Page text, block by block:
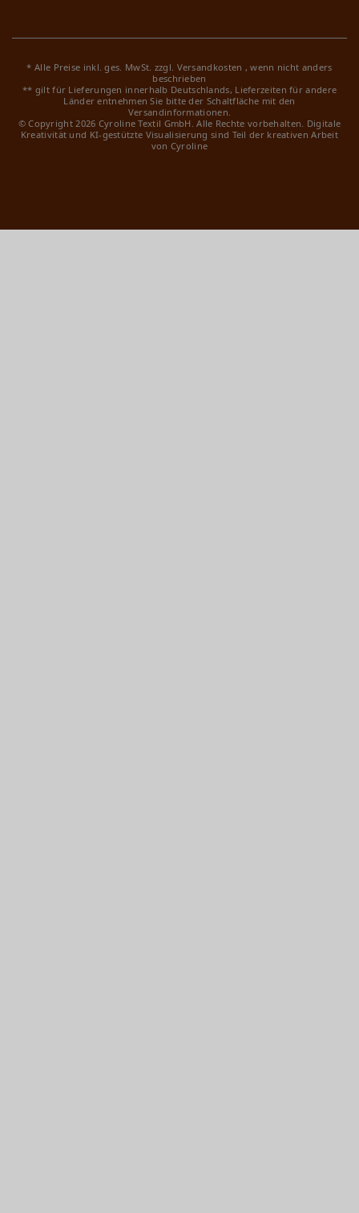
* Alle Preise inkl. ges. MwSt. zzgl. Versandkosten , wenn nicht anders
beschrieben
** gilt für Lieferungen innerhalb Deutschlands, Lieferzeiten für andere
Länder entnehmen Sie bitte der Schaltfläche mit den
Versandinformationen.
© Copyright 2026 Cyroline Textil GmbH. Alle Rechte vorbehalten. Digitale
Kreativität und KI-gestützte Visualisierung sind Teil der kreativen Arbeit
von Cyroline